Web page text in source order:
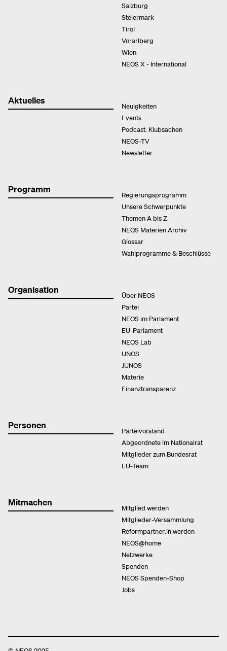
Salzburg
Steiermark
Tirol
Vorarlberg
Wien
NEOS X - International
Aktuelles
Neuigkeiten
Events
Podcast: Klubsachen
NEOS-TV
Newsletter
Programm
Regierungsprogramm
Unsere Schwerpunkte
Themen A bis Z
NEOS Materien Archiv
Glossar
Wahlprogramme & Beschlüsse
Organisation
Über NEOS
Partei
NEOS im Parlament
EU-Parlament
NEOS Lab
UNOS
JUNOS
Materie
Finanztransparenz
Personen
Parteivorstand
Abgeordnete im Nationalrat
Mitglieder zum Bundesrat
EU-Team
Mitmachen
Mitglied werden
Mitglieder-Versammlung
Reformpartner:in werden
NEOS@home
Netzwerke
Spenden
NEOS Spenden-Shop
Jobs